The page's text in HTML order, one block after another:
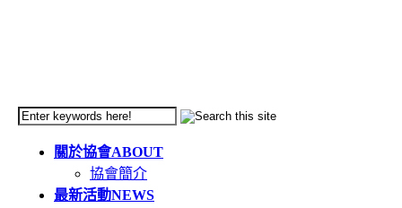
關於協會ABOUT
協會簡介
最新活動NEWS